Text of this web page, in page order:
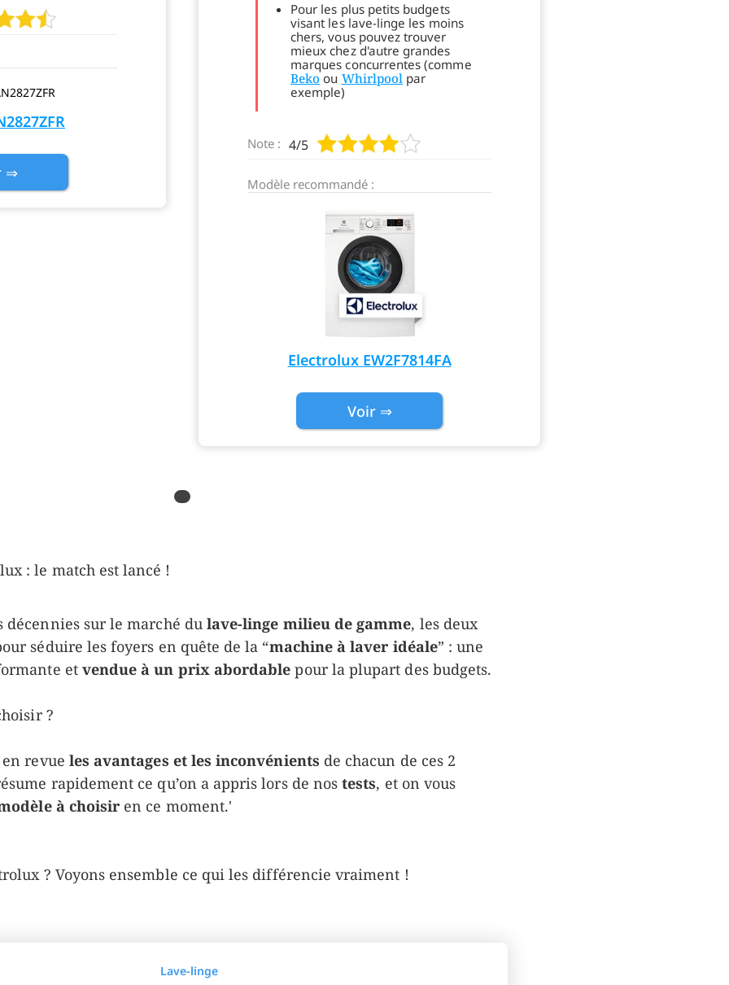
⇒
Pour les plus petits budgets
visant les lave-linge les moins
chers, vous pouvez trouver
mieux chez d'autre grandes
marques concurrentes (comme
Beko ou Whirlpool par
exemple)
Note : 4/5
Modèle recommandé :
Electrolux EW2F7814FA
Voir ⇒
: le match est lancé !
décennies sur le marché du lave-linge milieu de gamme, les deux
séduire les foyers en quête de la “machine à laver idéale” : une
et vendue à un prix abordable pour la plupart des budgets.
?
en revue les avantages et les inconvénients de chacun de ces 2
rapidement ce qu’on a appris lors de nostests, et on vous
à choisir en ce moment.'
? Voyons ensemble ce qui les différencie vraiment !
Lave-linge